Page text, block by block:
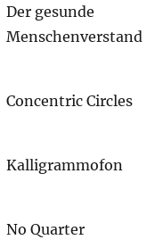
Der gesunde
Menschenverstand
Concentric Circles
Kalligrammofon
No Quarter